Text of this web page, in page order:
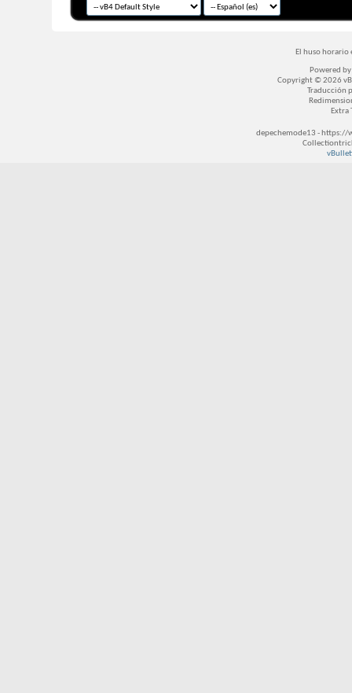
El huso horario
Powered by
Copyright © 2026
Traducción
Extra
depechemode13 -